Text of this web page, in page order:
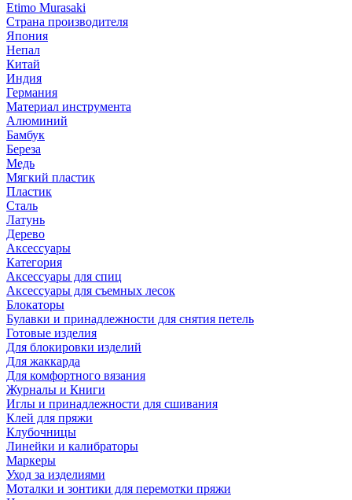
Etimo Murasaki
Страна производителя
Япония
Непал
Китай
Индия
Германия
Материал инструмента
Алюминий
Бамбук
Береза
Медь
Мягкий пластик
Пластик
Сталь
Латунь
Дерево
Аксессуары
Категория
Аксессуары для спиц
Аксессуары для съемных лесок
Блокаторы
Булавки и принадлежности для снятия петель
Готовые изделия
Для блокировки изделий
Для жаккарда
Для комфортного вязания
Журналы и Книги
Иглы и принадлежности для сшивания
Клей для пряжи
Клубочницы
Линейки и калибраторы
Маркеры
Уход за изделиями
Моталки и зонтики для перемотки пряжи